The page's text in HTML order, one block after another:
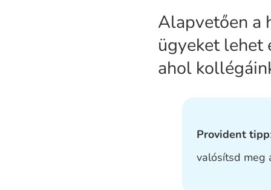
Alapvetően a
ügyeket lehet
ahol
Provident tipp
valósítsd meg